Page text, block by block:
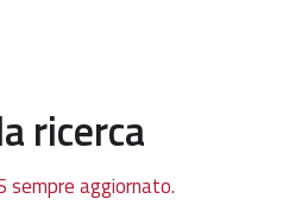
Artistico
Tutela
ricerca
sempre aggiornato.